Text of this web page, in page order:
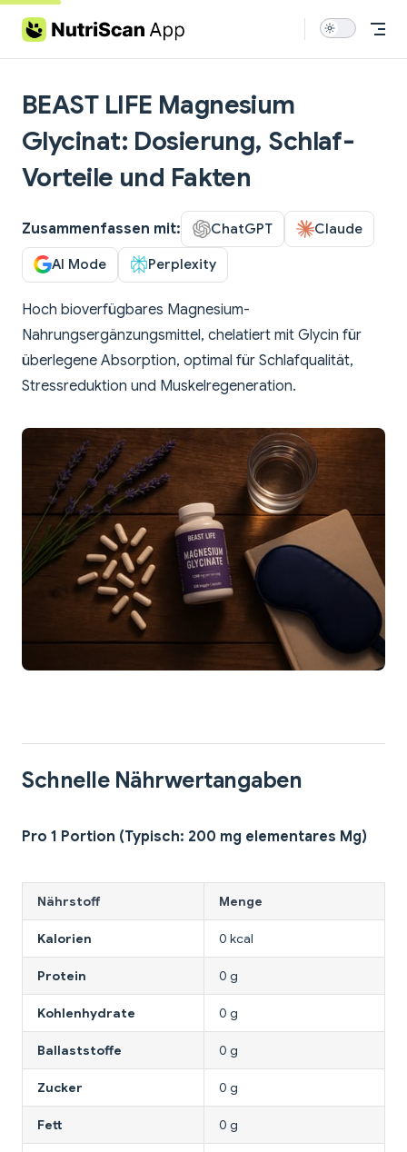
Skip to content
BEAST LIFE Magnesium
Glycinat: Dosierung, Schlaf-
Vorteile und Fakten
Zusammenfassen mit: ChatGPT Claude
AI Mode Perplexity
Hoch bioverfügbares Magnesium-
Nahrungsergänzungsmittel, chelatiert mit Glycin für
überlegene Absorption, optimal für Schlafqualität,
Stressreduktion und Muskelregeneration.
Schnelle Nährwertangaben
Pro 1 Portion (Typisch: 200 mg elementares Mg)
Nährstoff Menge
Kalorien 0 kcal
Protein 0 g
Kohlenhydrate 0 g
Ballaststoffe 0 g
Zucker 0 g
Fett 0 g